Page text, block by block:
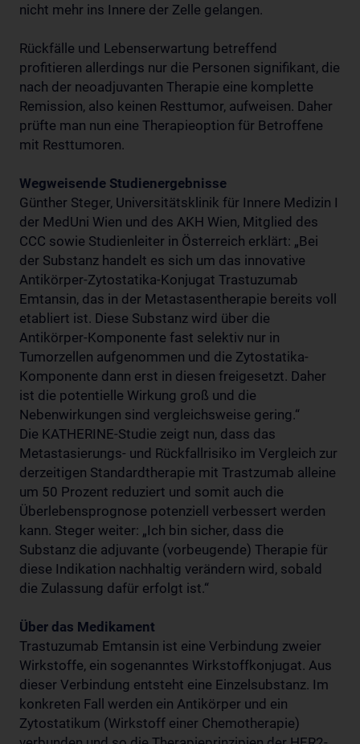
nicht mehr ins Innere der Zelle gelangen.
Rückfälle und Lebenserwartung betreffend
profitieren allerdings nur die Personen signifikant, die
nach der neoadjuvanten Therapie eine komplette
Remission, also keinen Resttumor, aufweisen. Daher
prüfte man nun eine Therapieoption für Betroffene
mit Resttumoren.
Wegweisende Studienergebnisse
Günther Steger, Universitätsklinik für Innere Medizin I
der MedUni Wien und des AKH Wien, Mitglied des
CCC sowie Studienleiter in Österreich erklärt: „Bei
der Substanz handelt es sich um das innovative
Antikörper-Zytostatika-Konjugat Trastuzumab
Emtansin, das in der Metastasentherapie bereits voll
etabliert ist. Diese Substanz wird über die
Antikörper-Komponente fast selektiv nur in
Tumorzellen aufgenommen und die Zytostatika-
Komponente dann erst in diesen freigesetzt. Daher
ist die potentielle Wirkung groß und die
Nebenwirkungen sind vergleichsweise gering.“
Die KATHERINE-Studie zeigt nun, dass das
Metastasierungs- und Rückfallrisiko im Vergleich zur
derzeitigen Standardtherapie mit Trastzumab alleine
um 50 Prozent reduziert und somit auch die
Überlebensprognose potenziell verbessert werden
kann. Steger weiter: „Ich bin sicher, dass die
Substanz die adjuvante (vorbeugende) Therapie für
diese Indikation nachhaltig verändern wird, sobald
die Zulassung dafür erfolgt ist.“
Über das Medikament
Trastuzumab Emtansin ist eine Verbindung zweier
Wirkstoffe, ein sogenanntes Wirkstoffkonjugat. Aus
dieser Verbindung entsteht eine Einzelsubstanz. Im
konkreten Fall werden ein Antikörper und ein
Zytostatikum (Wirkstoff einer Chemotherapie)